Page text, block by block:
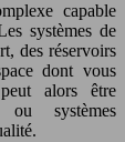
capable
systèmes de
des réservoirs
dont vous
alors être
ou systèmes